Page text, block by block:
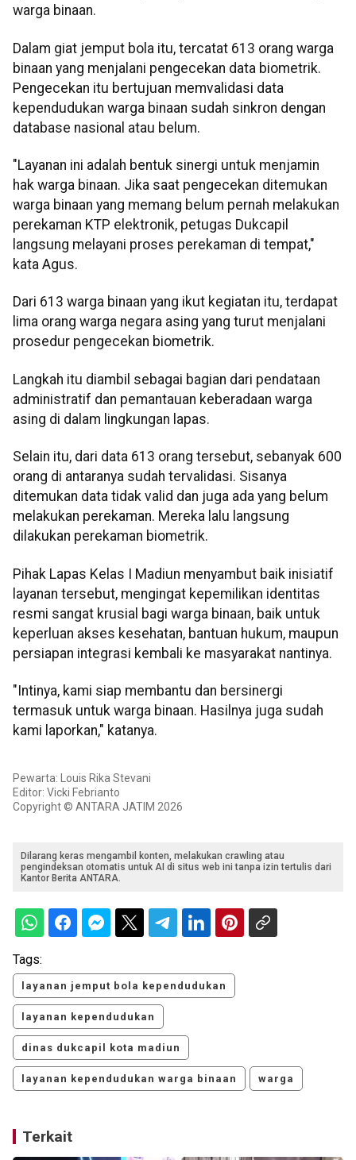
warga binaan.
Dalam giat jemput bola itu, tercatat 613 orang warga
binaan yang menjalani pengecekan data biometrik.
Pengecekan itu bertujuan memvalidasi data
kependudukan warga binaan sudah sinkron dengan
database nasional atau belum.
"Layanan ini adalah bentuk sinergi untuk menjamin
hak warga binaan. Jika saat pengecekan ditemukan
warga binaan yang memang belum pernah melakukan
perekaman KTP elektronik, petugas Dukcapil
langsung melayani proses perekaman di tempat,"
kata Agus.
Dari 613 warga binaan yang ikut kegiatan itu, terdapat
lima orang warga negara asing yang turut menjalani
prosedur pengecekan biometrik.
Langkah itu diambil sebagai bagian dari pendataan
administratif dan pemantauan keberadaan warga
asing di dalam lingkungan lapas.
Selain itu, dari data 613 orang tersebut, sebanyak 600
orang di antaranya sudah tervalidasi. Sisanya
ditemukan data tidak valid dan juga ada yang belum
melakukan perekaman. Mereka lalu langsung
dilakukan perekaman biometrik.
Pihak Lapas Kelas I Madiun menyambut baik inisiatif
layanan tersebut, mengingat kepemilikan identitas
resmi sangat krusial bagi warga binaan, baik untuk
keperluan akses kesehatan, bantuan hukum, maupun
persiapan integrasi kembali ke masyarakat nantinya.
"Intinya, kami siap membantu dan bersinergi
termasuk untuk warga binaan. Hasilnya juga sudah
kami laporkan," katanya.
Pewarta: Louis Rika Stevani
Editor: Vicki Febrianto
Copyright © ANTARA JATIM 2026
Dilarang keras mengambil konten, melakukan crawling atau
pengindeksan otomatis untuk AI di situs web ini tanpa izin tertulis dari
Kantor Berita ANTARA.
Tags:
layanan jemput bola kependudukan
layanan kependudukan
dinas dukcapil kota madiun
layanan kependudukan warga binaan warga
Terkait